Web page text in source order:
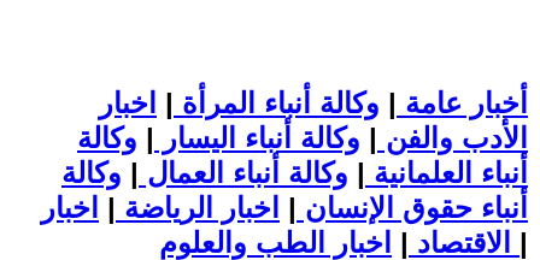
أخبار عامة | وكالة أنباء المرأة | اخبار
الأدب والفن | وكالة أنباء اليسار | وكالة
أنباء العلمانية | وكالة أنباء العمال | وكالة
أنباء حقوق الإنسان | اخبار الرياضة | اخبار
الاقتصاد | |